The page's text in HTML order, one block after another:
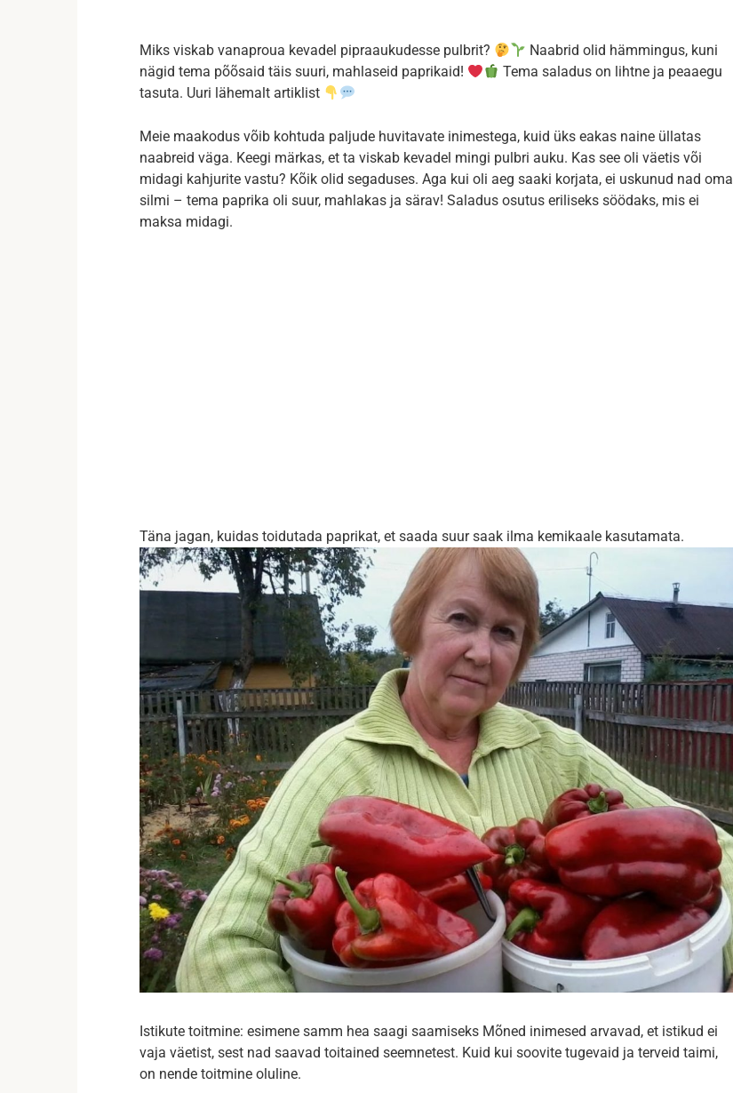
Miks viskab vanaproua kevadel pipraaukudesse pulbrit?
Naabrid olid hämmingus, kuni
nägid tema põõsaid täis suuri, mahlaseid paprikaid!
Tema saladus on lihtne ja peaaegu
tasuta. Uuri lähemalt artiklist
Meie maakodus võib kohtuda paljude huvitavate inimestega, kuid üks eakas naine üllatas
naabreid väga. Keegi märkas, et ta viskab kevadel mingi pulbri auku. Kas see oli väetis või
midagi kahjurite vastu? Kõik olid segaduses. Aga kui oli aeg saaki korjata, ei uskunud nad oma
silmi – tema paprika oli suur, mahlakas ja särav! Saladus osutus eriliseks söödaks, mis ei
maksa midagi.
Täna jagan, kuidas toidutada paprikat, et saada suur saak ilma kemikaale kasutamata.
Istikute toitmine: esimene samm hea saagi saamiseks Mõned inimesed arvavad, et istikud ei
vaja väetist, sest nad saavad toitained seemnetest. Kuid kui soovite tugevaid ja terveid taimi,
on nende toitmine oluline.